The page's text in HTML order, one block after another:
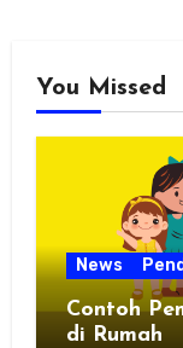
You Missed
News
Contoh
di Rumah